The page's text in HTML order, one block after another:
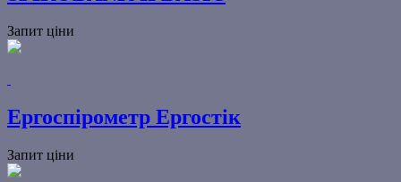
Запит ціни
Ергоспірометр Ергостік
Запит ціни